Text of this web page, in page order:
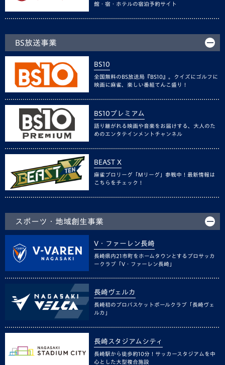
館・宿・ホテルの宿泊予約サイト
BS放送事業
BS10
全国無料のBS放送局『BS10』。クイズにゴルフに
映画に麻雀、楽しい番組てんこ盛り！
BS10プレミアム
語り継がれる映画や音楽をお届けする、大人のた
めのエンタテインメントチャンネル
BEAST X
麻雀プロリーグ「Mリーグ」参戦中！最新情報は
こちらをチェック！
スポーツ・地域創生事業
V・ファーレン長崎
長崎県内21市町をホームタウンとするプロサッカ
ークラブ「V・ファーレン長崎」
長崎ヴェルカ
長崎初のプロバスケットボールクラブ「長崎ヴェ
ルカ」
長崎スタジアムシティ
長崎駅から徒歩約10分！サッカースタジアムを中
心とした大型複合施設